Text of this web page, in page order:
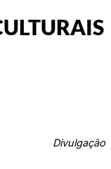
Divulgação